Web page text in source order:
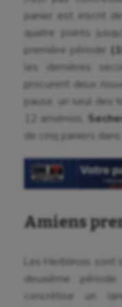
panier est inscrit
quatre points
première période
les dernières
procurent deux
pause, un seul des
12 amiénois,
de cinq paniers
Amiens
Les Herblinois
deuxième période.
concrétise un